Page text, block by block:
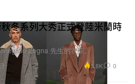
冬系列大秀正式登陸米蘭時
Zegna 先生的衣櫥。
3.8K 0